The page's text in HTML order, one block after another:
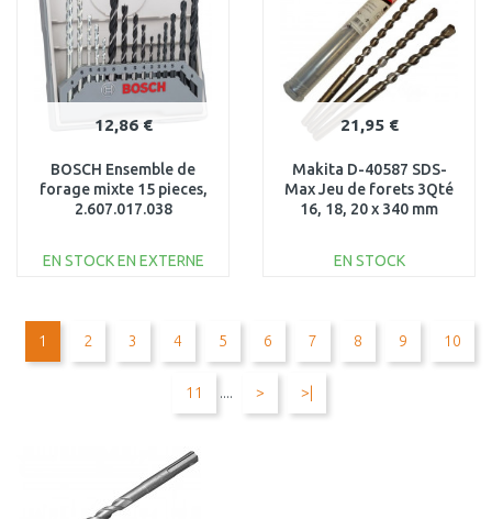
12,86 €
BOSCH Ensemble de
forage mixte 15 pieces,
2.607.017.038
EN STOCK EN EXTERNE
Au comparatif
21,95 €
Makita D-40587 SDS-
Max Jeu de forets 3Qté
16, 18, 20 x 340 mm
EN STOCK
Au comparatif
1 2 3 4 5 6 7 8 9 10
11 .... > >|